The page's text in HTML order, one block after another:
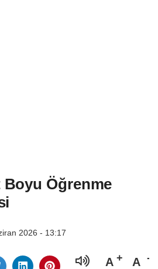
Boyu Öğrenme
2026 - 13:17
A A